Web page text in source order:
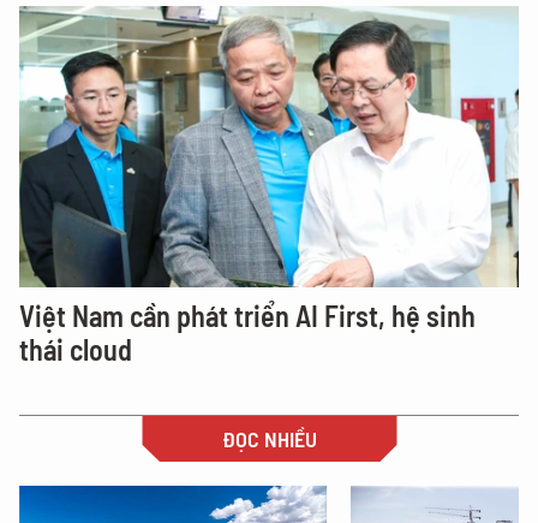
Việt Nam cần phát triển AI First, hệ sinh
thái cloud
ĐỌC NHIỀU